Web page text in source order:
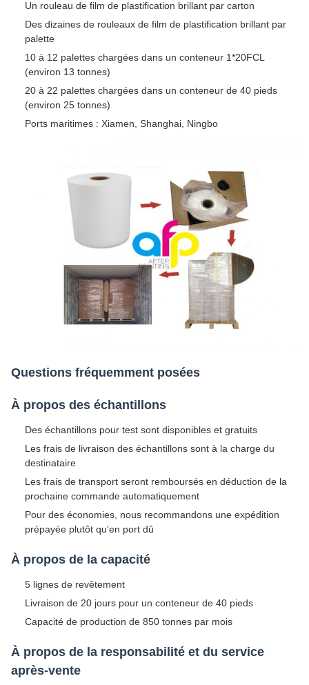
Un rouleau de film de plastification brillant par carton
Des dizaines de rouleaux de film de plastification brillant par
palette
10 à 12 palettes chargées dans un conteneur 1*20FCL
(environ 13 tonnes)
20 à 22 palettes chargées dans un conteneur de 40 pieds
(environ 25 tonnes)
Ports maritimes : Xiamen, Shanghai, Ningbo
Questions fréquemment posées
À propos des échantillons
Des échantillons pour test sont disponibles et gratuits
Les frais de livraison des échantillons sont à la charge du
destinataire
Les frais de transport seront remboursés en déduction de la
prochaine commande automatiquement
Pour des économies, nous recommandons une expédition
prépayée plutôt qu'en port dû
À propos de la capacité
5 lignes de revêtement
Livraison de 20 jours pour un conteneur de 40 pieds
Capacité de production de 850 tonnes par mois
À propos de la responsabilité et du service
après-vente